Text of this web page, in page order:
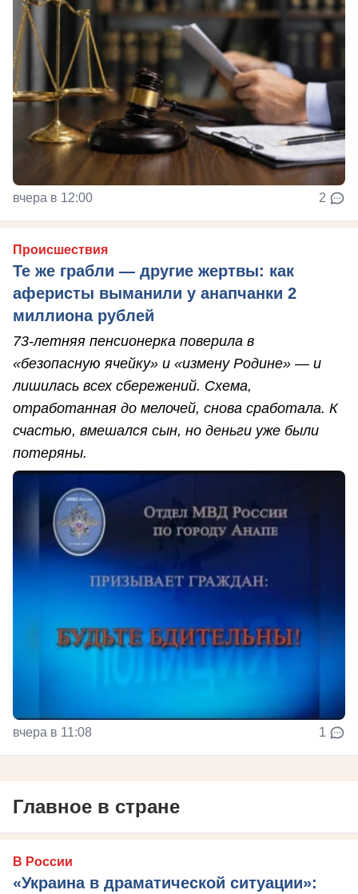
вчера в 12:00 2
Происшествия
Те же грабли — другие жертвы: как
аферисты выманили у анапчанки 2
миллиона рублей
73-летняя пенсионерка поверила в
«безопасную ячейку» и «измену Родине» — и
лишилась всех сбережений. Схема,
отработанная до мелочей, снова сработала. К
счастью, вмешался сын, но деньги уже были
потеряны.
вчера в 11:08 1
Главное в стране
В России
«Украина в драматической ситуации»: